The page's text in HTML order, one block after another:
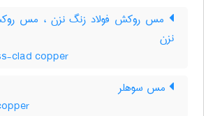
مس روکش فولاد زنگ نزن ، مس
‌نزن
clad copper
مس سوهلر